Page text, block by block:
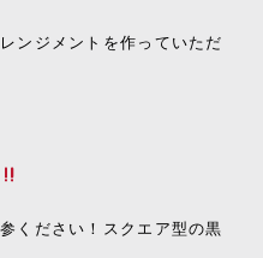
ンジメントを作っていただ
ください！スクエア型の黒